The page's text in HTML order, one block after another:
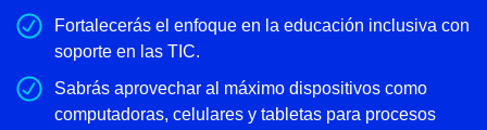
Fortalecerás el enfoque en la educación inclusiva con
soporte en las TIC.
Sabrás aprovechar al máximo dispositivos como
computadoras, celulares y tabletas para procesos